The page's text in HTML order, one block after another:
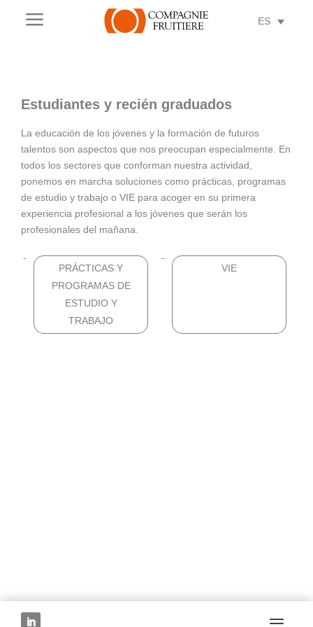
a ES
Estudiantes y recién graduados
La educación de los jóvenes y la formación de futuros
talentos son aspectos que nos preocupan especialmente. En
todos los sectores que conforman nuestra actividad,
ponemos en marcha soluciones como prácticas, programas
de estudio y trabajo o VIE para acoger en su primera
experiencia profesional a los jóvenes que serán los
profesionales del mañana.
PRÁCTICAS Y
PROGRAMAS DE
ESTUDIO Y
TRABAJO
VIE